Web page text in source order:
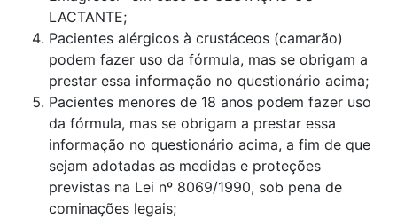
LACTANTE;
Pacientes alérgicos à crustáceos (camarão)
podem fazer uso da fórmula, mas se obrigam a
prestar essa informação no questionário acima;
Pacientes menores de 18 anos podem fazer uso
da fórmula, mas se obrigam a prestar essa
informação no questionário acima, a fim de que
sejam adotadas as medidas e proteções
previstas na Lei nº 8069/1990, sob pena de
cominações legais;